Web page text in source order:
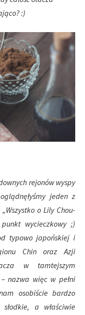
:)
rejonów wyspy
jeden z
o Lily Chou-
wycieczkowy ;)
typowo japońskiej i
Chin oraz Azji
w tamtejszym
nazwa więc w pełni
osobiście bardzo
a właściwie